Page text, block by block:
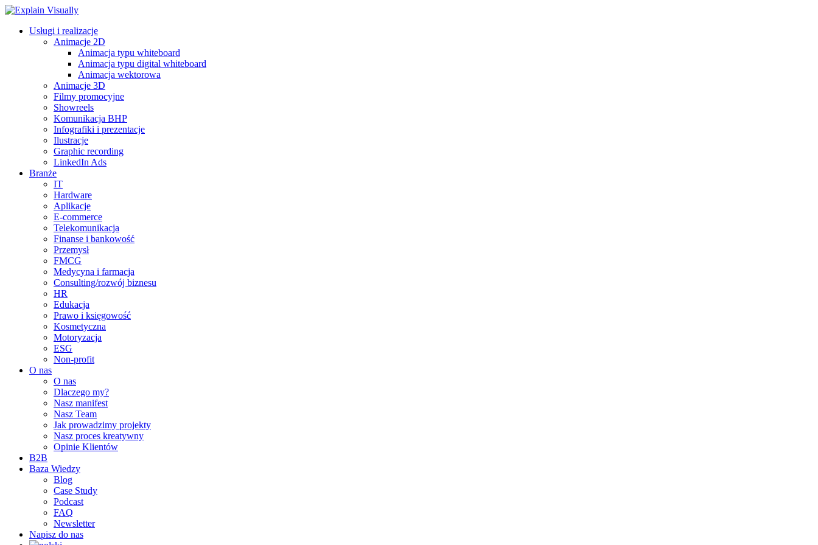
Usługi i realizacje
Animacje 2D
Animacja typu whiteboard
Animacja typu digital whiteboard
Animacja wektorowa
Animacje 3D
Filmy promocyjne
Showreels
Komunikacja BHP
Infografiki i prezentacje
Ilustracje
Graphic recording
LinkedIn Ads
Branże
IT
Hardware
Aplikacje
E-commerce
Telekomunikacja
Finanse i bankowość
Przemysł
FMCG
Medycyna i farmacja
Consulting/rozwój biznesu
HR
Edukacja
Prawo i księgowość
Kosmetyczna
Motoryzacja
ESG
Non-profit
O nas
O nas
Dlaczego my?
Nasz manifest
Nasz Team
Jak prowadzimy projekty
Nasz proces kreatywny
Opinie Klientów
B2B
Baza Wiedzy
Blog
Case Study
Podcast
FAQ
Newsletter
Napisz do nas